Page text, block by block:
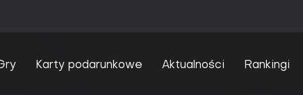
Karty podarunkowe Aktualności Rankingi